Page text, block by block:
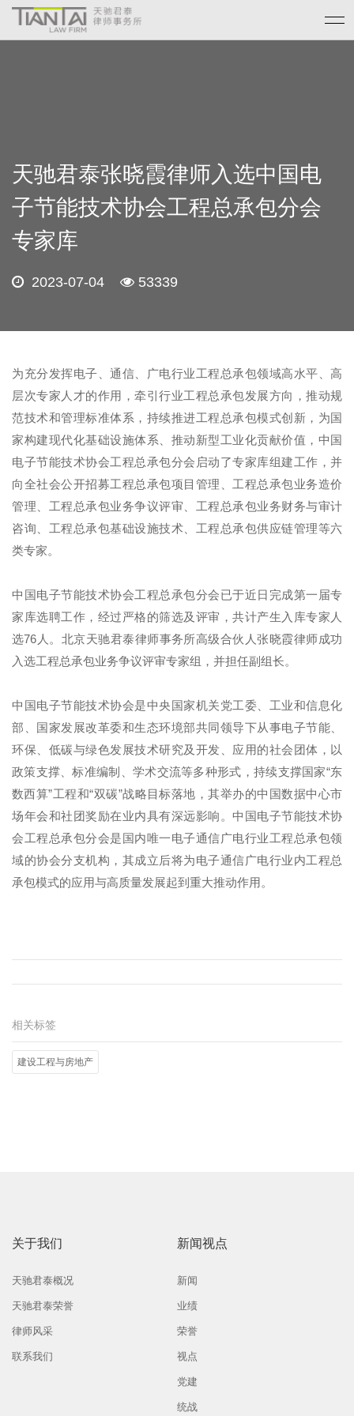
天驰君泰张晓霞律师入选中国电
子节能技术协会工程总承包分会
专家库
2023-07-04 53339
为充分发挥电子、通信、广电行业工程总承包领域高水平、高
层次专家人才的作用，牵引行业工程总承包发展方向，推动规
范技术和管理标准体系，持续推进工程总承包模式创新，为国
家构建现代化基础设施体系、推动新型工业化贡献价值，中国
电子节能技术协会工程总承包分会启动了专家库组建工作，并
向全社会公开招募工程总承包项目管理、工程总承包业务造价
管理、工程总承包业务争议评审、工程总承包业务财务与审计
咨询、工程总承包基础设施技术、工程总承包供应链管理等六
类专家。
中国电子节能技术协会工程总承包分会已于近日完成第一届专
家库选聘工作，经过严格的筛选及评审，共计产生入库专家人
选76人。北京天驰君泰律师事务所高级合伙人张晓霞律师成功
入选工程总承包业务争议评审专家组，并担任副组长。
中国电子节能技术协会是中央国家机关党工委、工业和信息化
部、国家发展改革委和生态环境部共同领导下从事电子节能、
环保、低碳与绿色发展技术研究及开发、应用的社会团体，以
政策支撑、标准编制、学术交流等多种形式，持续支撑国家“东
数西算”工程和“双碳”战略目标落地，其举办的中国数据中心市
场年会和社团奖励在业内具有深远影响。中国电子节能技术协
会工程总承包分会是国内唯一电子通信广电行业工程总承包领
域的协会分支机构，其成立后将为电子通信广电行业内工程总
承包模式的应用与高质量发展起到重大推动作用。
相关标签
建设工程与房地产
关于我们
天驰君泰概况
天驰君泰荣誉
律师风采
联系我们
新闻视点
新闻
业绩
荣誉
视点
党建
统战